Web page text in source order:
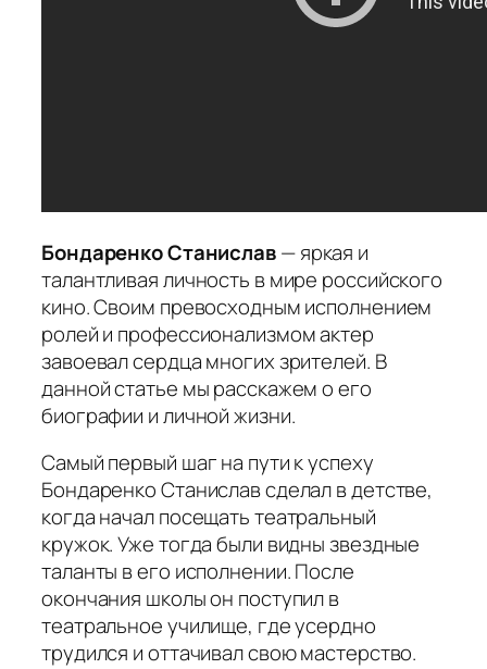
Бондаренко Станислав— яркая и
талантливая личность в мире российского
кино. Своим превосходным исполнением
ролей и профессионализмом актер
завоевал сердца многих зрителей. В
данной статье мы расскажем о его
биографии и личной жизни.
Самый первый шаг на пути к успеху
Бондаренко Станислав сделал в детстве,
когда начал посещать театральный
кружок. Уже тогда были видны звездные
таланты в его исполнении. После
окончания школы он поступил в
театральное училище, где усердно
трудился и оттачивал свою мастерство.